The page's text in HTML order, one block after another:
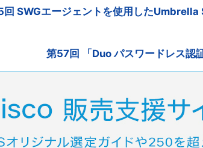
回 SWGエージェントを使用したUmbrella
第57回 「Duo パスワードレス